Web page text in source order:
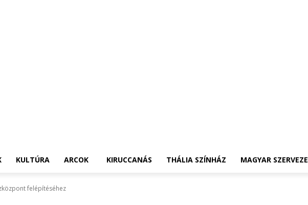
KULTÚRA ARCOK KIRUCCANÁS THÁLIA SZÍNHÁZ MAGYAR
felépítéséhez